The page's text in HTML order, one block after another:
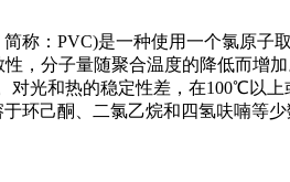
简称：PVC)是一种使用一个氯原
，分子量随聚合温度的降低而增
对光和热的稳定性差，在100℃以
环己酮、二氯乙烷和四氢呋喃等